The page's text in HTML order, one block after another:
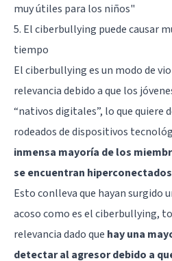
muy útiles para los niños"
5. El ciberbullying puede causar
tiempo
El ciberbullying es un modo de
relevancia debido a que los
“nativos digitales”, lo que quiere
rodeados de dispositivos
inmensa mayoría de los
se encuentran
Esto conlleva que hayan surgido
acoso como es el ciberbullying,
relevancia dado que hay una
detectar al agresor debido a